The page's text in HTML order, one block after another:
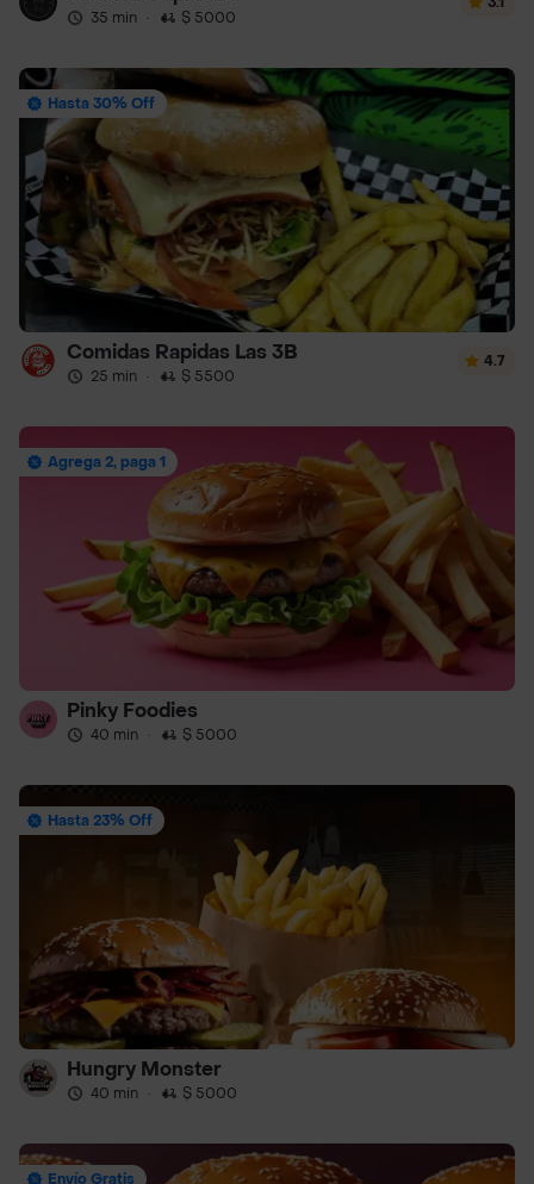
35 min · $ 5000
Hasta 30% Off
Comidas Rapidas Las 3B
25 min · $ 5500
4.7
Agrega 2, paga 1
Pinky Foodies
40 min · $ 5000
Hasta 23% Off
Hungry Monster
40 min · $ 5000
Envío Gratis